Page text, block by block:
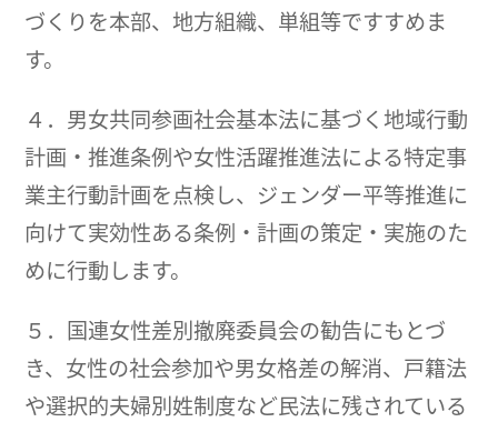
づくりを本部、地方組織、単組等ですすめま
す。
４．男女共同参画社会基本法に基づく地域行動
計画・推進条例や女性活躍推進法による特定事
業主行動計画を点検し、ジェンダー平等推進に
向けて実効性ある条例・計画の策定・実施のた
めに行動します。
５．国連女性差別撤廃委員会の勧告にもとづ
き、女性の社会参加や男女格差の解消、戸籍法
や選択的夫婦別姓制度など民法に残されている